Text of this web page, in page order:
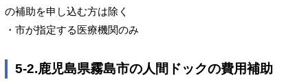
の補助を申し込む方は除く
・市が指定する医療機関のみ
5-2.鹿児島県霧島市の人間ドックの費用補助